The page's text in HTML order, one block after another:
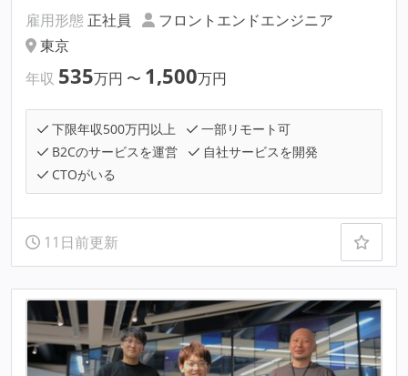
雇用形態 正社員
フロントエンドエンジニア
東京
年収 535万円 〜 1,500万円
下限年収500万円以上
一部リモート可
B2Cのサービスを運営
自社サービスを開発
CTOがいる
11日前更新